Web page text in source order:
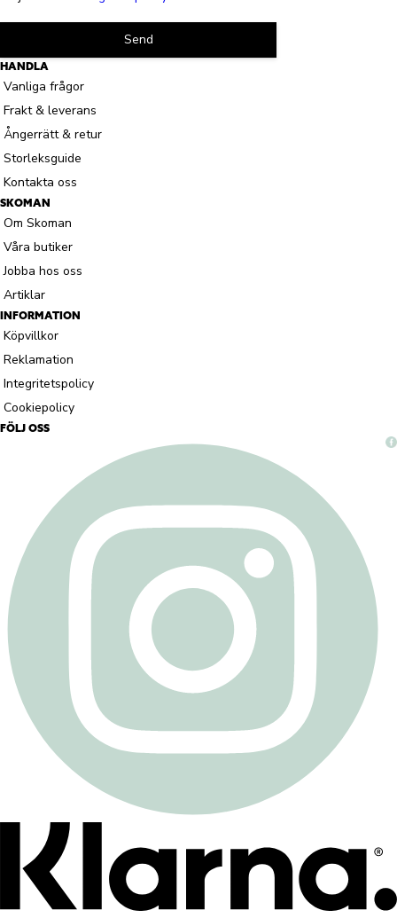
Send
HANDLA
Vanliga frågor
Frakt & leverans
Ångerrätt & retur
Storleksguide
Kontakta oss
SKOMAN
Om Skoman
Våra butiker
Jobba hos oss
Artiklar
INFORMATION
Köpvillkor
Reklamation
Integritetspolicy
Cookiepolicy
FÖLJ OSS